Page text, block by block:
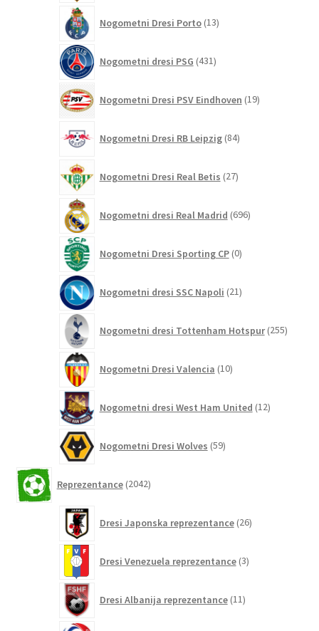
Nogometni Dresi Porto 13izdelkov
Nogometni dresi PSG 431izdelkov
Nogometni Dresi PSV Eindhoven 19izdelkov
Nogometni Dresi RB Leipzig 84izdelkov
Nogometni Dresi Real Betis 27izdelkov
Nogometni dresi Real Madrid 696izdelkov
Nogometni Dresi Sporting CP 0izdelkov
Nogometni dresi SSC Napoli 21izdelkov
Nogometni dresi Tottenham Hotspur 255
Nogometni Dresi Valencia 10izdelkov
Nogometni dresi West Ham United 12izdelkov
Nogometni Dresi Wolves 59izdelkov
Reprezentance 2042izdelkov
Dresi Japonska reprezentance 26izdelkov
Dresi Venezuela reprezentance 3izdelki
Dresi Albanija reprezentance 11izdelkov